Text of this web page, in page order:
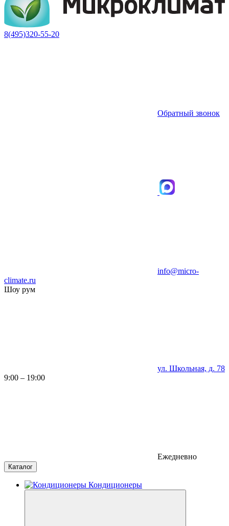
8(495)320-55-20
Обратный звонок
info@micro-
climate.ru
Шоу рум
ул. Школьная, д. 78
9:00 – 19:00
Ежедневно
Каталог
Кондиционеры